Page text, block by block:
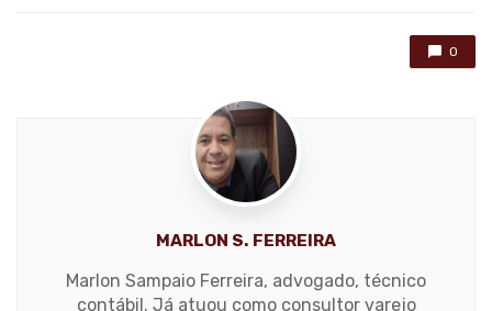
0
MARLON S. FERREIRA
Marlon Sampaio Ferreira, advogado, técnico
contábil. Já atuou como consultor varejo